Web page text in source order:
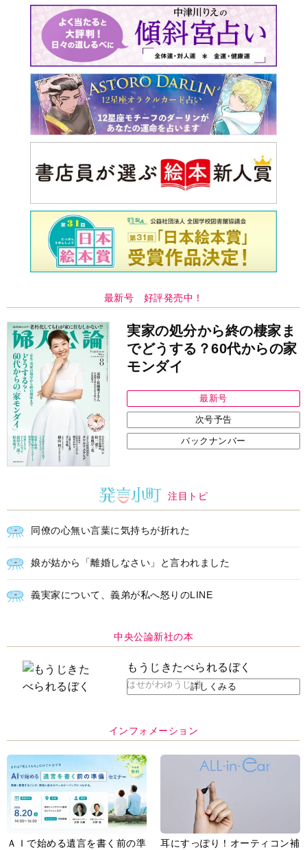
最新号 好評発売中！
実家の処分から終の棲家ま
でどうする？60代からの家
モンダイ
最新号
次号予告
バックナンバー
注目トピ
同僚の心無い言葉に気持ちが折れた
娘が姑から「離婚しなさい」と言われました
義実家について、義弟が私へ怒りのLINE
中央公論新社の本
もうじきたべられるぼく
はせがわゆうじ 作詳しくみる
インフォメーション
ＡＩで始める遺言を書く前の準
耳にすっぽり！オーティコン補